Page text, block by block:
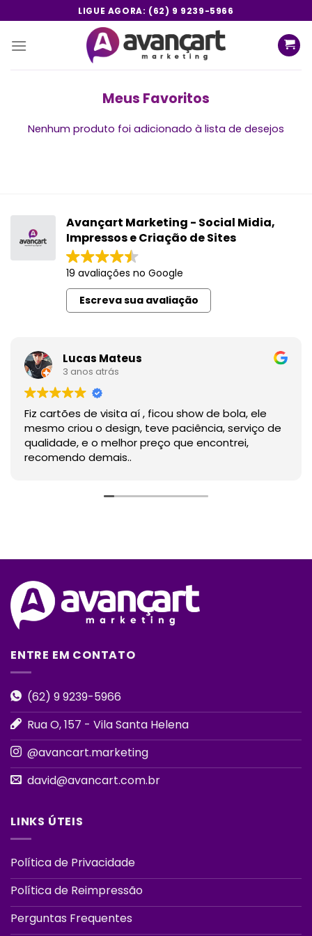
to
content
LIGUE AGORA: (62) 9 9239-5966
Meus Favoritos
Nenhum produto foi adicionado à lista de desejos
Avançart Marketing - Social Midia,
Impressos e Criação de Sites
19 avaliações no Google
Escreva sua avaliação
Lucas Mateus
3 anos atrás
Fiz cartões de visita aí , ficou show de bola, ele
mesmo criou o design, teve paciência, serviço de
qualidade, e o melhor preço que encontrei,
recomendo demais..
ENTRE EM CONTATO
(62) 9 9239-5966
Rua O, 157 - Vila Santa Helena
@avancart.marketing
david@avancart.com.br
LINKS ÚTEIS
Política de Privacidade
Política de Reimpressão
Perguntas Frequentes